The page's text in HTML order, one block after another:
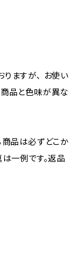
ますが、 お使い
品と色味が異な
商品は必ずどこか
一例です。返品